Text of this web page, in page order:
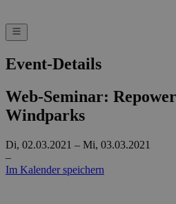
Event-Details
Web-Seminar:
Windparks
Di, 02.03.2021 – Mi, 03.03.2021
–
Im Kalender speichern